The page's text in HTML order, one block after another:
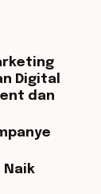
Digital
dan
Naik